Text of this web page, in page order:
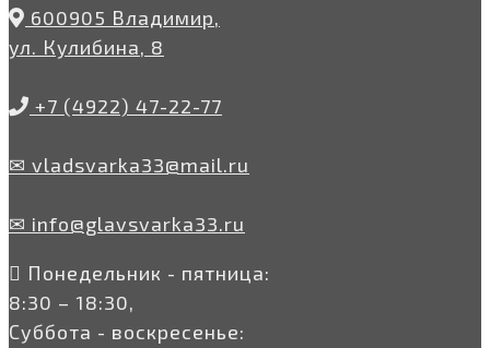
600905 Владимир,
ул. Кулибина, 8
+7 (4922) 47-22-77
✉ vladsvarka33@mail.ru
✉ info@glavsvarka33.ru
Понедельник - пятница:
8:30 – 18:30,
Суббота - воскресенье: